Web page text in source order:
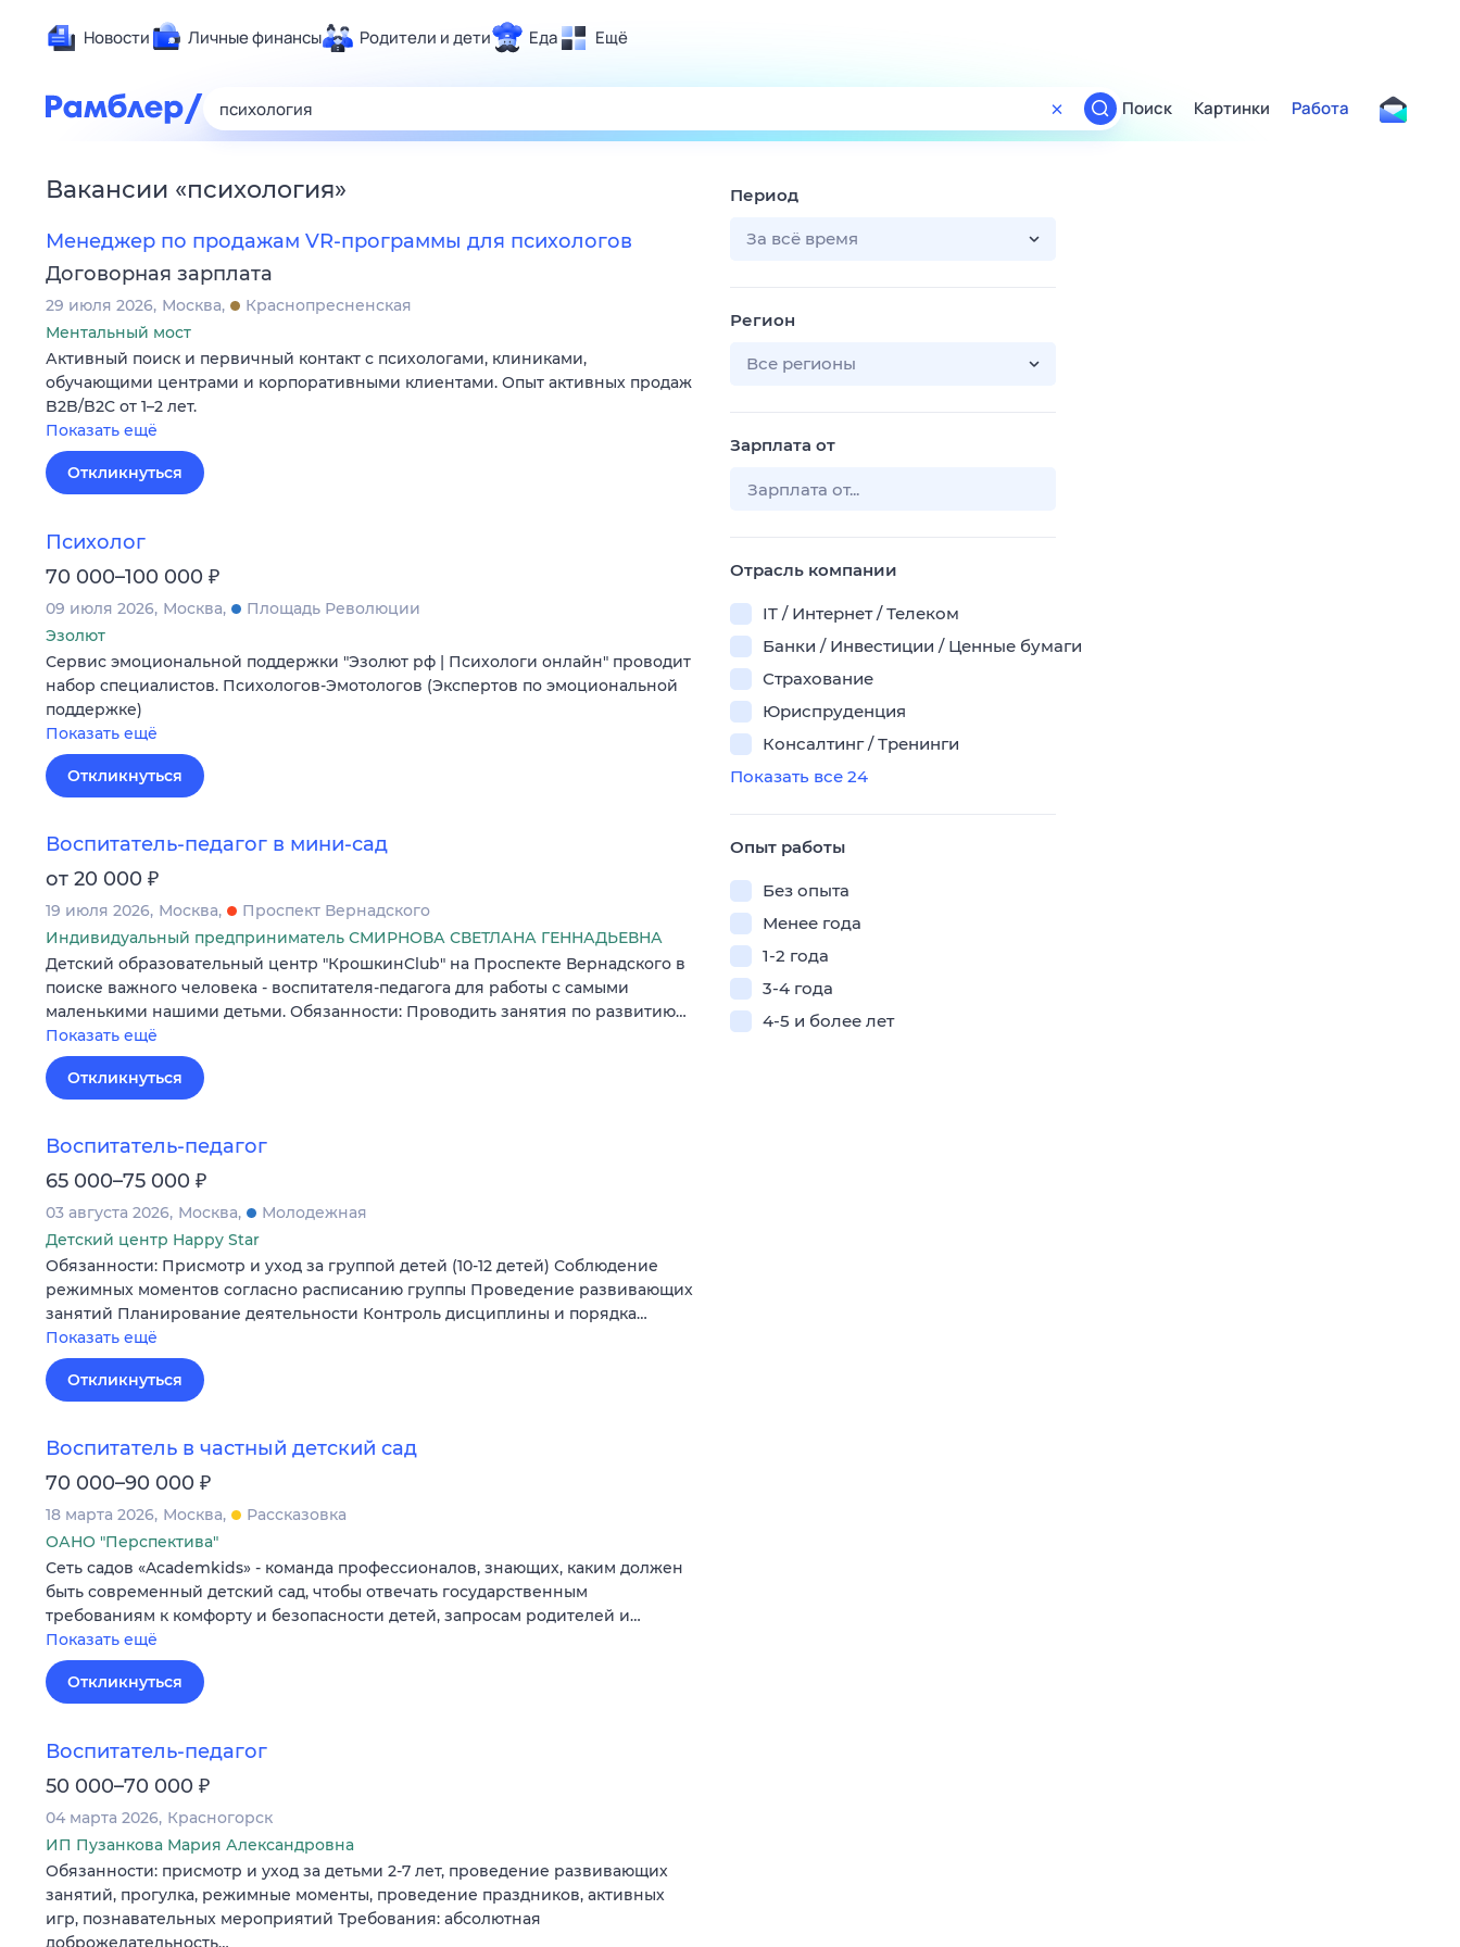
Новости Личные финансы Родители и дети Еда Ещё
Развлечения и отдых
Карьера
Технологии и тренды
Сберегаем вместе
Поиск
ТВ-программа
Поиск Картинки Работа
Вакансии «психология»
Менеджер по продажам VR-программы для психологов
Договорная зарплата
29 июля 2026 Москва
Краснопресненская
Ментальный мост
Активный поиск и первичный контакт с психологами, клиниками,
обучающими центрами и корпоративными клиентами. Опыт активных продаж
B2B/B2C от 1–2 лет.
Показать ещё
Откликнуться
Психолог
70 000–100 000 ₽
09 июля 2026 Москва
Площадь Революции
Эзолют
Сервис эмоциональной поддержки "Эзолют рф | Психологи онлайн" проводит
набор специалистов. Психологов-Эмотологов (Экспертов по эмоциональной
поддержке)
Показать ещё
Откликнуться
Воспитатель-педагог в мини-сад
от 20 000 ₽
19 июля 2026 Москва
Проспект Вернадского
Индивидуальный предприниматель СМИРНОВА СВЕТЛАНА ГЕННАДЬЕВНА
Детский образовательный центр "КрошкинClub" на Проспекте Вернадского в
поиске важного человека - воспитателя-педагога для работы с самыми
маленькими нашими детьми. Обязанности: Проводить занятия по развитию…
Показать ещё
Откликнуться
Воспитатель-педагог
65 000–75 000 ₽
03 августа 2026 Москва
Молодежная
Детский центр Happy Star
Обязанности: Присмотр и уход за группой детей (10-12 детей) Соблюдение
режимных моментов согласно расписанию группы Проведение развивающих
занятий Планирование деятельности Контроль дисциплины и порядка…
Показать ещё
Откликнуться
Воспитатель в частный детский сад
70 000–90 000 ₽
18 марта 2026 Москва
Рассказовка
ОАНО "Перспектива"
Сеть садов «Academkids» - команда профессионалов, знающих, каким должен
быть современный детский сад, чтобы отвечать государственным
требованиям к комфорту и безопасности детей, запросам родителей и…
Показать ещё
Откликнуться
Воспитатель-педагог
50 000–70 000 ₽
04 марта 2026 Красногорск
ИП Пузанкова Мария Александровна
Обязанности: присмотр и уход за детьми 2-7 лет, проведение развивающих
занятий, прогулка, режимные моменты, проведение праздников, активных
игр, познавательных мероприятий Требования: абсолютная
доброжелательность…
Период
За всё время
Регион
Все регионы
Зарплата от
Отрасль компании
IT / Интернет / Телеком
Банки / Инвестиции / Ценные бумаги
Страхование
Юриспруденция
Консалтинг / Тренинги
Показать все 24
Опыт работы
Без опыта
Менее года
1-2 года
3-4 года
4-5 и более лет